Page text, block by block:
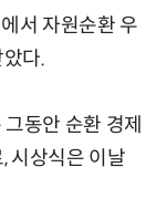
서 자원순환 우
다.
동안 순환 경제
시상식은 이날